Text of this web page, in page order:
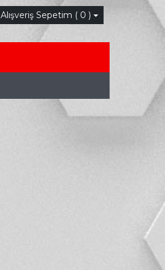
Alışveriş Sepetim ( 0 )